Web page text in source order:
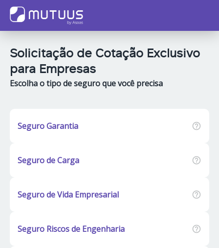
Solicitação de Cotação Exclusivo
para Empresas
Escolha o tipo de seguro que você precisa
Seguro Garantia
Seguro de Carga
Seguro de Vida Empresarial
Seguro Riscos de Engenharia